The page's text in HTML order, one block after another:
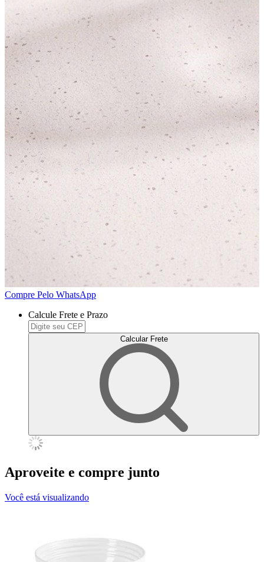
Compre Pelo WhatsApp
Calcule Frete e Prazo
Calcular Frete
Aproveite e compre junto
Você está visualizando